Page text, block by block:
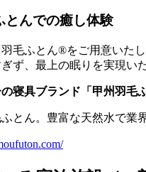
とんでの癒し体験
毛ふとん®をご用意いた
ず、最上の眠りを実現い
寝具ブランド「甲州羽毛
とん。豊富な天然水で業